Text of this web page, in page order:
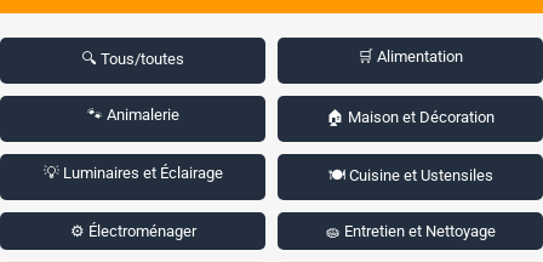
🔍 Tous/toutes 🛒 Alimentation
🐾 Animalerie 🏠 Maison et Décoration
💡 Luminaires et Éclairage 🍽️ Cuisine et Ustensiles
⚙️ Électroménager 🧽 Entretien et Nettoyage